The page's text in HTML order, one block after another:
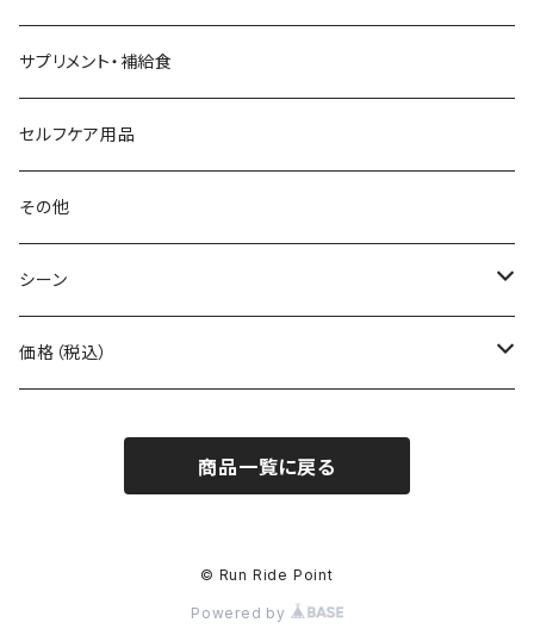
Beruf Baggage
Body Glide
BONE
BOOKMAN
carb
Ciele Athletics
2WAYバッグ/3WAYバッグ
その他バッグ
財布
アームカバー
ネックゲイター
サプリメント・補給食
セルフケア用品
その他
シーン
自転車
価格（税込）
1,001～5,000円
商品一覧に戻る
© Run Ride Point
Powered by